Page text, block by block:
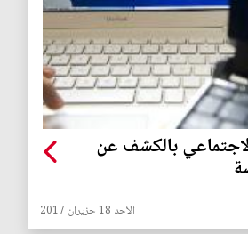
بالكشف عن
الأحد 18 حزيران 2017